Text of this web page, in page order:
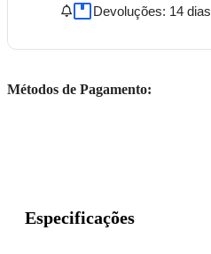
Devoluções: 14 dias
Métodos de Pagamento:
Especificações